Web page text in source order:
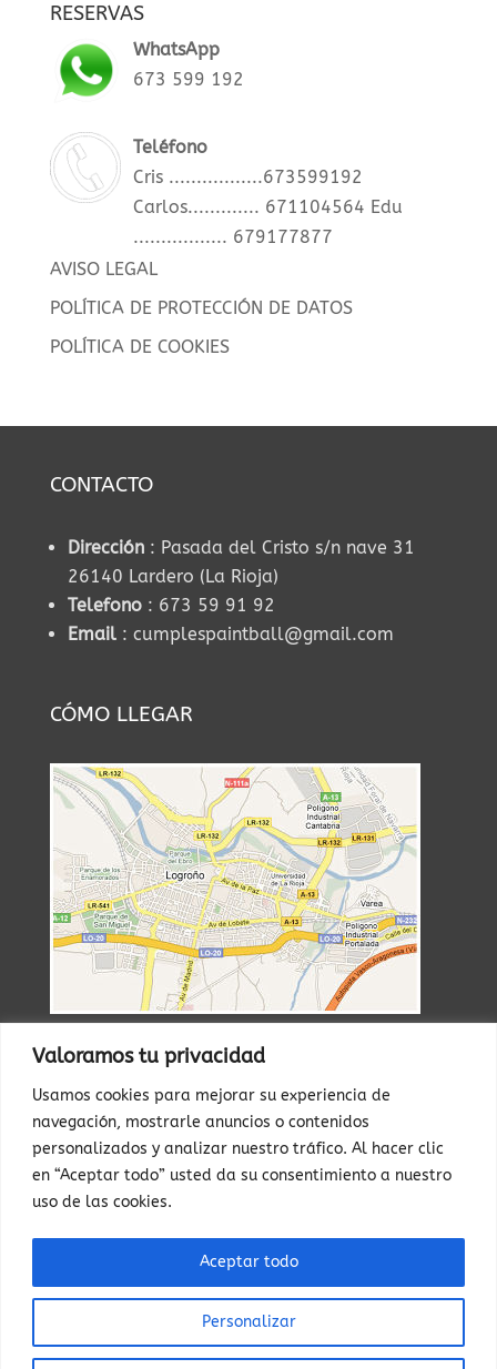
Valoramos tu privacidad
Usamos cookies para mejorar su experiencia de
navegación, mostrarle anuncios o contenidos
personalizados y analizar nuestro tráfico. Al hacer clic
en “Aceptar todo” usted da su consentimiento a nuestro
uso de las cookies.
Personalizar
Aceptar todo
RESERVAS
WhatsApp
673 599 192
Teléfono
Cris .................673599192
Carlos............. 671104564 Edu
................. 679177877
AVISO LEGAL
POLÍTICA DE PROTECCIÓN DE DATOS
POLÍTICA DE COOKIES
CONTACTO
Dirección : Pasada del Cristo s/n nave 31
26140 Lardero (La Rioja)
Telefono : 673 59 91 92
Email : cumplespaintball@gmail.com
CÓMO LLEGAR
RESERVAS
 WhatsApp
673 599 192
Teléfono